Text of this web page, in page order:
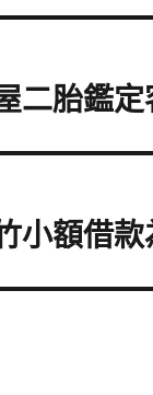
二胎鑑
小額借